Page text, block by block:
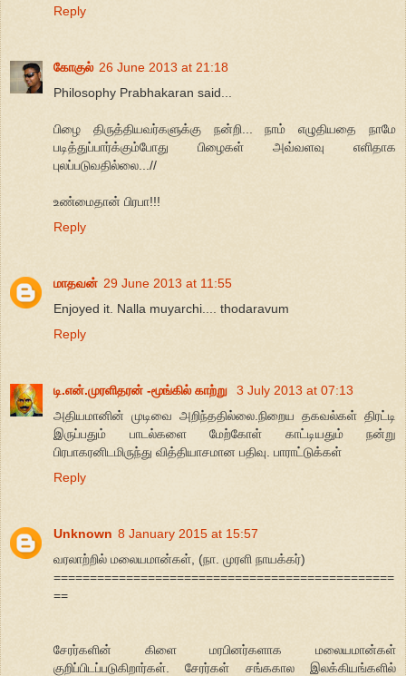
Reply
கோகுல் 26 June 2013 at 21:18
Philosophy Prabhakaran said...
பிழை திருத்தியவர்களுக்கு நன்றி... நாம் எழுதியதை நாமே
படித்துப்பார்க்கும்போது பிழைகள் அவ்வளவு எளிதாக
புலப்படுவதில்லை...//
உண்மைதான் பிரபா!!!
Reply
மாதவன் 29 June 2013 at 11:55
Enjoyed it. Nalla muyarchi.... thodaravum
Reply
டி.என்.முரளிதரன் -மூங்கில் காற்று
3 July 2013 at 07:13
அதியமானின் முடிவை அறிந்ததில்லை.நிறைய தகவல்கள் திரட்டி
இருப்பதும் பாடல்களை மேற்கோள் காட்டியதும் நன்று
பிரபாகரனிடமிருந்து வித்தியாசமான பதிவு. பாராட்டுக்கள்
Reply
Unknown 8 January 2015 at 15:57
வரலாற்றில் மலையமான்கள், (நா. முரளி நாயக்கர்)
===============================================
==
சேரர்களின் கிளை மரபினர்களாக மலையமான்கள்
குறிப்பிடப்படுகிறார்கள். சேரர்கள் சங்ககால இலக்கியங்களில்